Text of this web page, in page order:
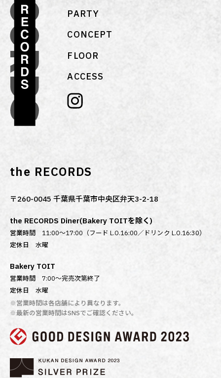
PARTY
CONCEPT
FLOOR
ACCESS
the RECORDS
〒260-0045 千葉県千葉市中央区弁天3-2-18
the RECORDS Diner(Bakery TOITを除く)
営業時間 11:00～17:00（フード L.O.16:00／ドリンク L.O.16:30）
定休日水曜
Bakery TOIT
営業時間7:00〜完売次第終了
定休日水曜
※営業時間は各店舗により異なります。
※最新の営業時間はSNSでご確認ください。